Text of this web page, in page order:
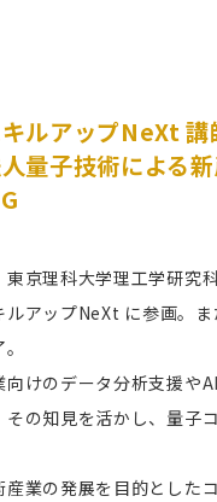
ルアップNeXt 講
量子技術による
京理科大学理工学研究
ルアップNeXt に参画。
向けのデータ分析支援や
その知見を活かし、量子
産業の発展を目的とした